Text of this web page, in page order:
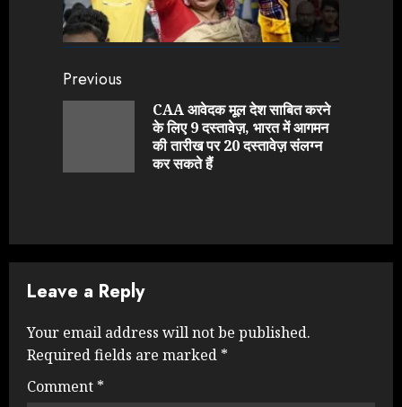
Continue
Reading
Previous
CAA आवेदक मूल देश साबित करने
के लिए 9 दस्तावेज़, भारत में आगमन
की तारीख पर 20 दस्तावेज़ संलग्न
कर सकते हैं
Leave a Reply
Your email address will not be published.
Required fields are marked *
Comment *